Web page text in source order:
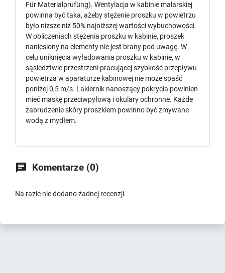
Für Materialprufüng). Wentylacja w kabinie malarskiej
powinna być taka, ażeby stężenie proszku w powietrzu
było niższe niż 50% najniższej wartości wybuchowości.
W obliczeniach stężenia proszku w kabinie, proszek
naniesiony na elementy nie jest brany pod uwagę. W
celu uniknięcia wyładowania proszku w kabinie, w
sąsiedztwie przestrzeni pracującej szybkość przepływu
powietrza w aparaturze kabinowej nie może spaść
poniżej 0,5 m/s. Lakiernik nanoszący pokrycia powinien
mieć maskę przeciwpyłową i okulary ochronne. Każde
zabrudzenie skóry proszkiem powinno być zmywane
wodą z mydłem.
 Komentarze (0)
Na razie nie dodano żadnej recenzji.